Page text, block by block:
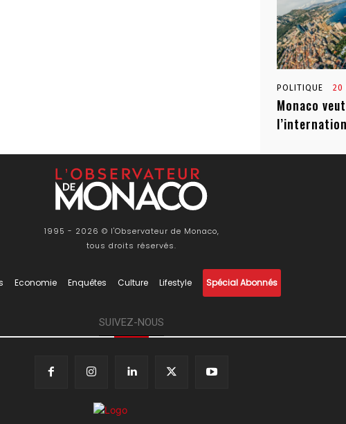
POLITIQUE 20
Monaco
1995 - 2026 © l'Observateur de Monaco,
tous droits réservés.
Economie Enquêtes Culture Lifestyle Spécial Abonnés
SUIVEZ-NOUS